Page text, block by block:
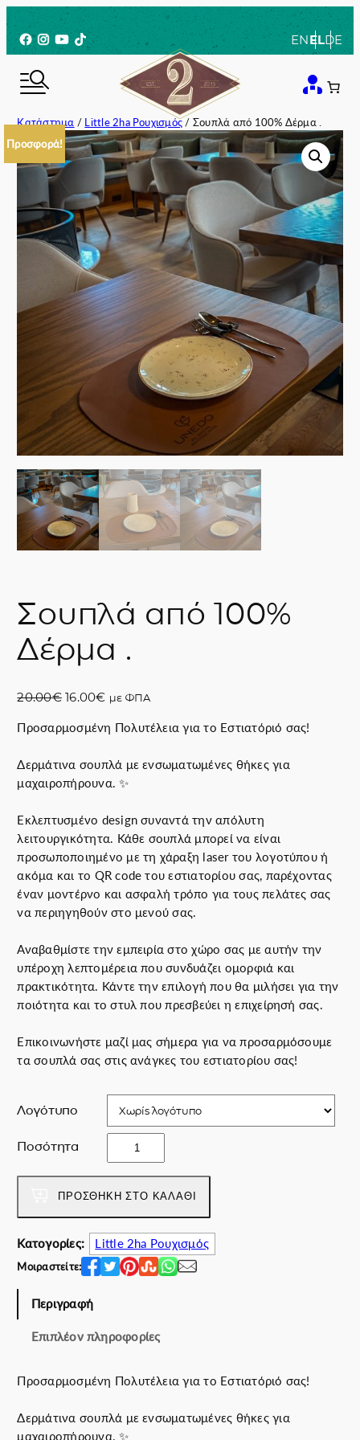
στο
περιεχόμενο
Facebook
Instagram
YouTube
TikTok ENELDE
Κατάστημα / Little 2ha Ρουχισμός/ Σουπλά από 100% Δέρμα .
Προσφορά!
Σουπλά από 100%
Δέρμα .
20.00€ O
i
i
n
l
p
r
i
c
e
a
s
:
2
.
0
16.00€Η
ρ
χ
ο
σ
α
τ
ι
μ
ή
ί
ν
α
ι
1
6
με ΦΠΑ
Προσαρμοσμένη Πολυτέλεια για το Εστιατόριό σας!
Δερμάτινα σουπλά με ενσωματωμένες θήκες για
μαχαιροπήρουνα. ✨
Εκλεπτυσμένο design συναντά την απόλυτη
λειτουργικότητα. Κάθε σουπλά μπορεί να είναι
προσωποποιημένο με τη χάραξη laser του λογοτύπου ή
ακόμα και το QR code του εστιατορίου σας, παρέχοντας
έναν μοντέρνο και ασφαλή τρόπο για τους πελάτες σας
να περιηγηθούν στο μενού σας.
Αναβαθμίστε την εμπειρία στο χώρο σας με αυτήν την
υπέροχη λεπτομέρεια που συνδυάζει ομορφιά και
πρακτικότητα. Κάντε την επιλογή που θα μιλήσει για την
ποιότητα και το στυλ που πρεσβεύει η επιχείρησή σας.
Επικοινωνήστε μαζί μας σήμερα για να προσαρμόσουμε
τα σουπλά σας στις ανάγκες του εστιατορίου σας!
Λογότυπο
Ποσότητα
ο
υ
π
λ
ά
α
π
0
Δ
ρ
μ
ΠΡΟΣΘΉΚΗ ΣΤΟ ΚΑΛΆΘΙ
Κατογορίες: Little 2ha Ρουχισμός
Μοιραστείτε:
Περιγραφή
Επιπλέον πληροφορίες
Προσαρμοσμένη Πολυτέλεια για το Εστιατόριό σας!
Δερμάτινα σουπλά με ενσωματωμένες θήκες για
μαχαιροπήρουνα. ✨